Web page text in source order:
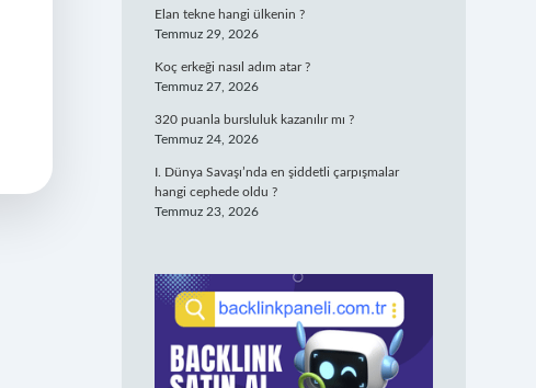
Elan tekne hangi ülkenin ?
Temmuz 29, 2026
Koç erkeği nasıl adım atar ?
Temmuz 27, 2026
320 puanla bursluluk kazanılır mı ?
Temmuz 24, 2026
I. Dünya Savaşı’nda en şiddetli çarpışmalar
hangi cephede oldu ?
Temmuz 23, 2026